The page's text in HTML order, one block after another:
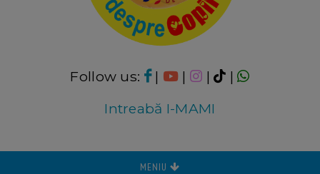
Follow us: | | |
|
Intreabă I-MAMI
MENIU